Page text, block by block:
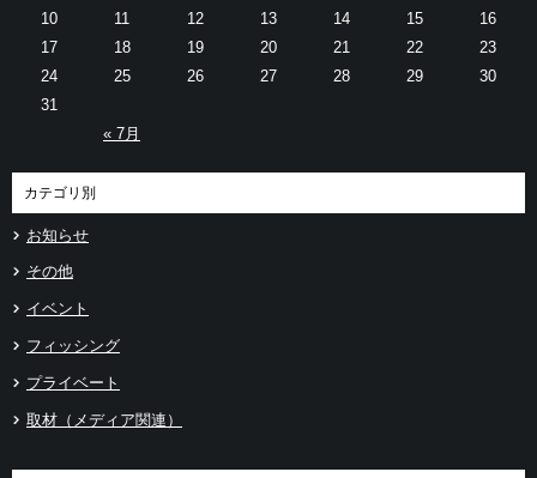
« 7月
10
11 12 13 14 15
16
17
18 19 20 21 22
23
24
25 26 27 28 29
30
31
カテゴリ別
お知らせ
その他
イベント
フィッシング
プライベート
取材（メディア関連）